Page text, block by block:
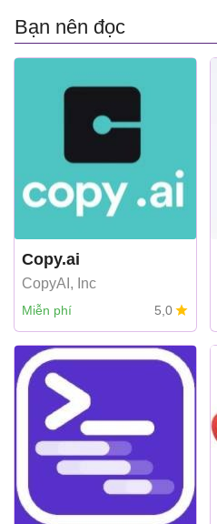
Bạn nên đọc
Copy.ai
CopyAI, Inc
Miễn phí 5,0